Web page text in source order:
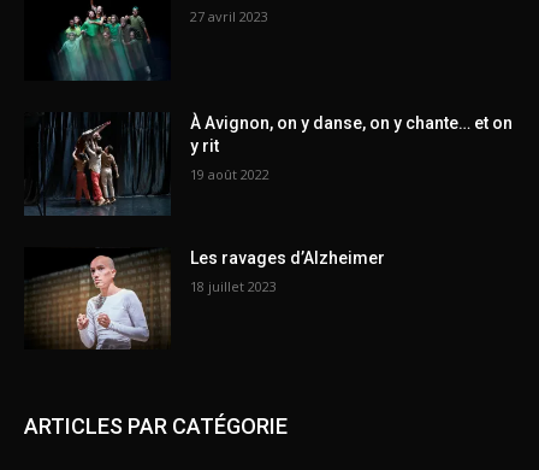
27 avril 2023
À Avignon, on y danse, on y chante… et on
y rit
19 août 2022
Les ravages d’Alzheimer
18 juillet 2023
ARTICLES PAR CATÉGORIE